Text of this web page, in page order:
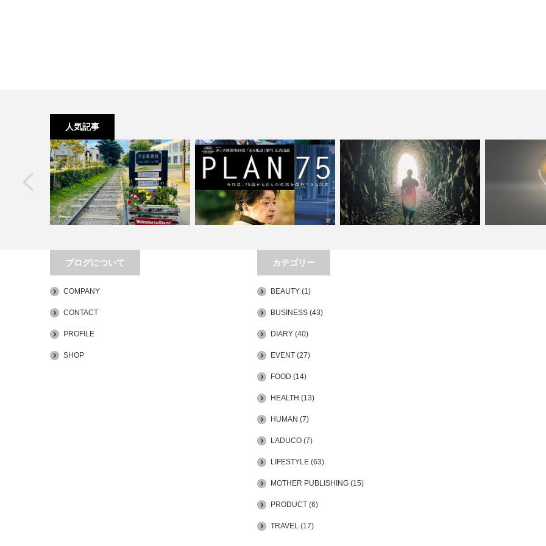
人気記事
移動距離とアイデアは比例する
すぎ。
ブログについて
COMPANY
CONTACT
PROFILE
SHOP
カテゴリー
BEAUTY (1)
BUSINESS (43)
DIARY (40)
EVENT (27)
FOOD (14)
HEALTH (13)
HUMAN (7)
LADUCO (7)
LIFESTYLE (63)
MOTHER PUBLISHING (15)
PRODUCT (6)
TRAVEL (17)